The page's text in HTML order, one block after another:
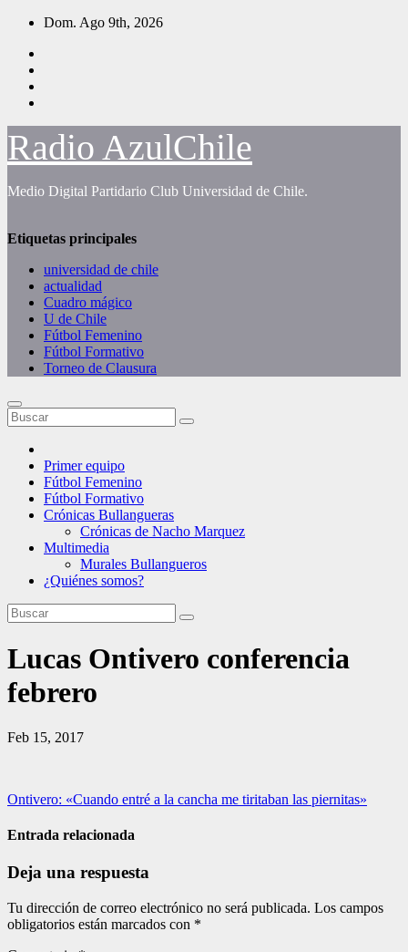
Saltar
contenido
Dom. Ago 9th, 2026
Radio AzulChile
Medio Digital Partidario Club Universidad de Chile.
Etiquetas principales
universidad de chile
actualidad
Cuadro mágico
U de Chile
Fútbol Femenino
Fútbol Formativo
Torneo de Clausura
Primer equipo
Fútbol Femenino
Fútbol Formativo
Crónicas Bullangueras
Crónicas de Nacho Marquez
Multimedia
Murales Bullangueros
¿Quiénes somos?
Lucas Ontivero conferencia
febrero
Feb 15, 2017
Navegación
de
Ontivero: «Cuando entré a la cancha me tiritaban las piernitas»
Entrada relacionada
Deja una respuesta
Tu dirección de correo electrónico no será publicada. Los campos
obligatorios están marcados con *